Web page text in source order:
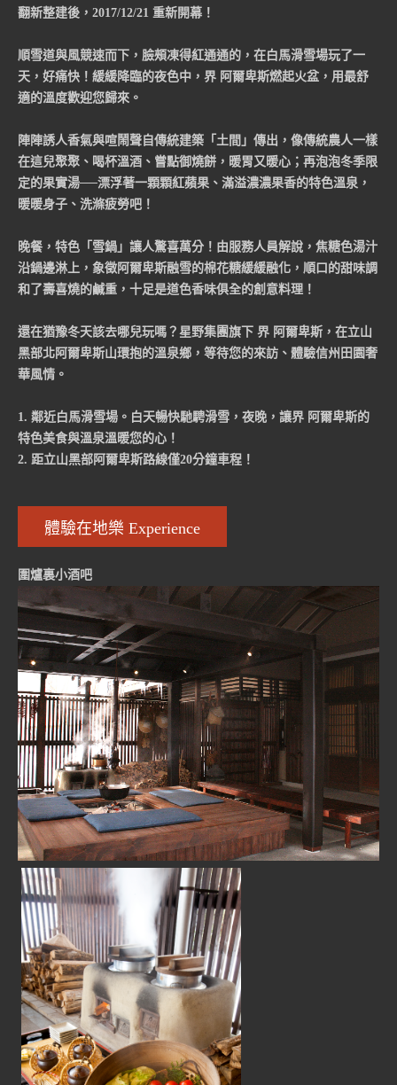
翻新整建後，2017/12/21 重新開幕！
順雪道與風競速而下，臉頰凍得紅通通的，在白馬滑雪場玩了一
天，好痛快！緩緩降臨的夜色中，界 阿爾卑斯燃起火盆，用最舒
適的溫度歡迎您歸來。
陣陣誘人香氣與喧鬧聲自傳統建築「土間」傳出，像傳統農人一樣
在這兒聚聚、喝杯溫酒、嘗點御燒餅，暖胃又暖心；再泡泡冬季限
定的果實湯──漂浮著一顆顆紅蘋果、滿溢濃濃果香的特色溫泉，
暖暖身子、洗滌疲勞吧！
晚餐，特色「雪鍋」讓人驚喜萬分！由服務人員解說，焦糖色湯汁
沿鍋邊淋上，象徵阿爾卑斯融雪的棉花糖緩緩融化，順口的甜味調
和了壽喜燒的鹹重，十足是道色香味俱全的創意料理！
還在猶豫冬天該去哪兒玩嗎？星野集團旗下 界 阿爾卑斯，在立山
黑部北阿爾卑斯山環抱的溫泉鄉，等待您的來訪、體驗信州田園奢
華風情。
1. 鄰近白馬滑雪場。白天暢快馳騁滑雪，夜晚，讓界 阿爾卑斯的
特色美食與溫泉溫暖您的心！
2. 距立山黑部阿爾卑斯路線僅20分鐘車程！
體驗在地樂 Experience
圍爐裏小酒吧